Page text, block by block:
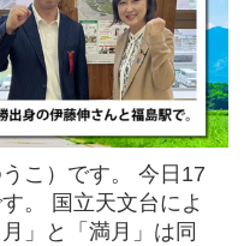
こ）です。 今日17
。 国立天文台によ
」と「満月」は同